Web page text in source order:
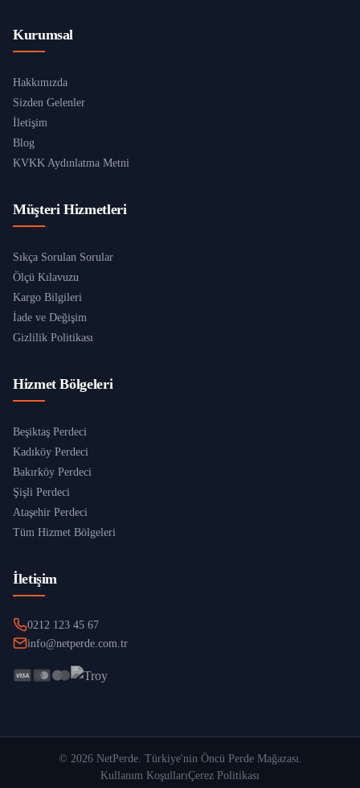
Kurumsal
Hakkımızda
Sizden Gelenler
İletişim
Blog
KVKK Aydınlatma Metni
Müşteri Hizmetleri
Sıkça Sorulan Sorular
Ölçü Kılavuzu
Kargo Bilgileri
İade ve Değişim
Gizlilik Politikası
Hizmet Bölgeleri
Beşiktaş Perdeci
Kadıköy Perdeci
Bakırköy Perdeci
Şişli Perdeci
Ataşehir Perdeci
Tüm Hizmet Bölgeleri
İletişim
0212 123 45 67
info@netperde.com.tr
© 2026 NetPerde. Türkiye'nin Öncü Perde Mağazası.
Kullanım KoşullarıÇerez Politikası